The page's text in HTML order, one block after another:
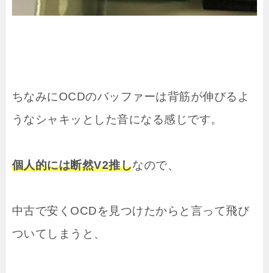
ちなみにOCDのバッファーは背筋が伸びるよ
うなシャキッとした音になる感じです。
個人的には断然V2推しなので、
中古で安くOCDを見つけたからと言って飛び
ついてしまうと、